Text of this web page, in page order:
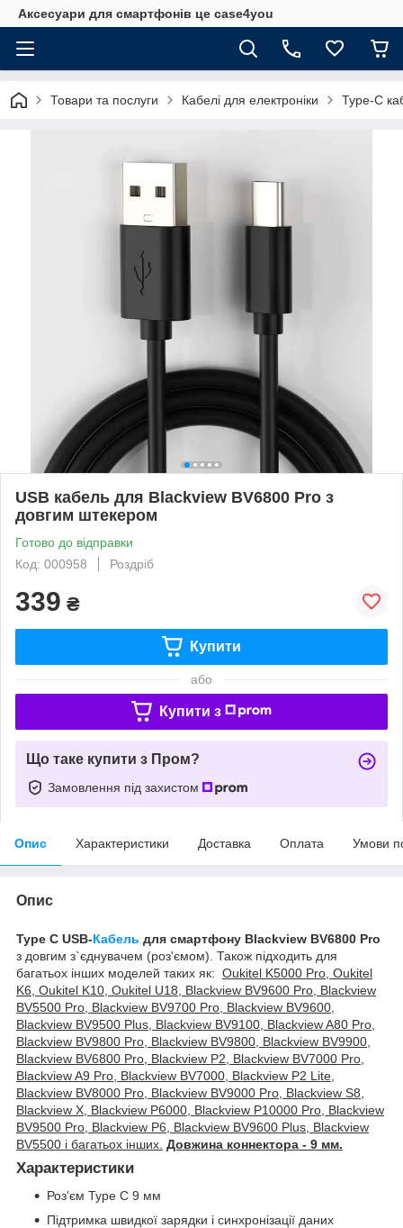
Аксесуари для смартфонів це case4you
Товари та послуги Кабелі для електроніки Type-C
USB кабель для Blackview BV6800 Pro з
довгим штекером
Готово до відправки
Код: 000958
Роздріб
339 ₴
Купити
або
Купити з
Що таке купити з Пром?
Замовлення під захистом
Опис Характеристики Доставка Оплата Умови
Опис
Type C USB-Кабель для смартфону Blackview BV6800 Pro
з довгим з`єднувачем (роз'ємом). Також підходить для
багатьох інших моделей таких як: Oukitel K5000 Pro, Oukitel
K6, Oukitel K10, Oukitel U18, Blackview BV9600 Pro, Blackview
BV5500 Pro, Blackview BV9700 Pro, Blackview BV9600,
Blackview BV9500 Plus, Blackview BV9100, Blackview A80 Pro,
Blackview BV9800 Pro, Blackview BV9800, Blackview BV9900,
Blackview BV6800 Pro, Blackview P2, Blackview BV7000 Pro,
Blackview A9 Pro, Blackview BV7000, Blackview P2 Lite,
Blackview BV8000 Pro, Blackview BV9000 Pro, Blackview S8,
Blackview X, Blackview P6000, Blackview P10000 Pro, Blackview
BV9500 Pro, Blackview P6, Blackview BV9600 Plus, Blackview
BV5500 і багатьох інших. Довжина коннектора - 9 мм.
Характеристики
Роз'єм Type C 9 мм
Підтримка швидкої зарядки і синхронізації даних